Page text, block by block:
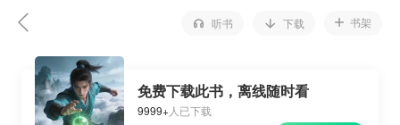
听书 下载 书架
免费下载此书，离线随时看
9999+人已下载